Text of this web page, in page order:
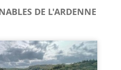
DE L'ARDENNE